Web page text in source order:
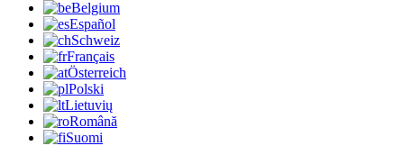
Belgium
Español
Schweiz
Français
Österreich
Polski
Lietuvių
Română
Suomi